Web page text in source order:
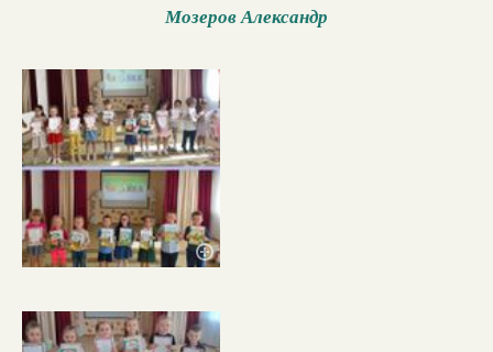
Мозеров Александр